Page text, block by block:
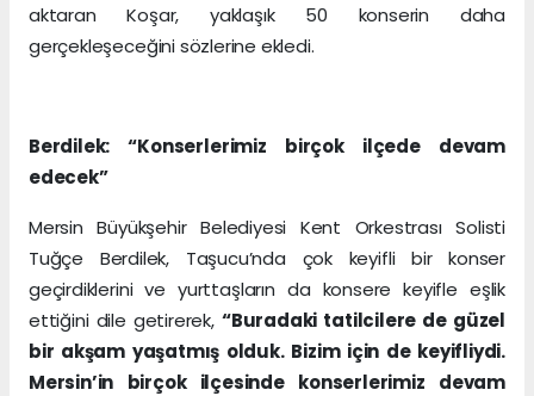
aktaran Koşar, yaklaşık 50 konserin daha
gerçekleşeceğini sözlerine ekledi.
Berdilek: “Konserlerimiz birçok ilçede devam
edecek”
Mersin Büyükşehir Belediyesi Kent Orkestrası Solisti
Tuğçe Berdilek, Taşucu’nda çok keyifli bir konser
geçirdiklerini ve yurttaşların da konsere keyifle eşlik
ettiğini dile getirerek, “Buradaki tatilcilere de güzel
bir akşam yaşatmış olduk. Bizim için de keyifliydi.
Mersin’in birçok ilçesinde konserlerimiz devam